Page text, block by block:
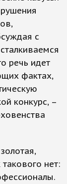
с
речь идет
фактах,
конкурс, –
нет: